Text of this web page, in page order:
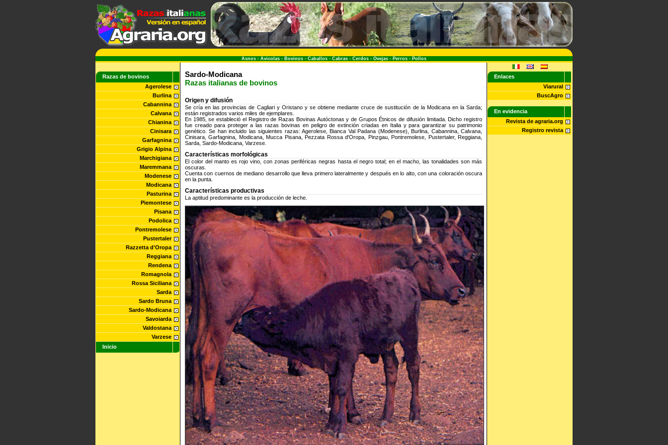
Asnos - Avicolas - Bovinos - Caballos - Cabras - Cerdos - Ovejas - Perros - Pollos
Razas de bovinos
Agerolese
Burlina
Cabannina
Calvana
Chianina
Cinisara
Garfagnina
Grigio Alpina
Marchigiana
Maremmana
Modenese
Modicana
Pasturina
Piemontese
Pisana
Podolica
Pontremolese
Pustertaler
Razzetta d'Oropa
Reggiana
Rendena
Romagnola
Rossa Siciliana
Sarda
Sardo Bruna
Sardo-Modicana
Savoiarda
Valdostana
Varzese
Inicio
Sardo-Modicana
Razas italianas de bovinos
Origen y difusión
Se cría en las provincias de Cagliari y Oristano y se obtiene mediante cruce de sustitución de la Modicana en la Sarda;
están registrados varios miles de ejemplares.
En 1985, se estableció el Registro de Razas Bovinas Autóctonas y de Grupos Étnicos de difusión limitada. Dicho registro
fue creado para proteger a las razas bovinas en peligro de extinción criadas en Italia y para garantizar su patrimonio
genético. Se han incluido las siguientes razas: Agerolese, Bianca Val Padana (Modenese), Burlina, Cabannina, Calvana,
Cinisara, Garfagnina, Modicana, Mucca Pisana, Pezzata Rossa d'Oropa, Pinzgau, Pontremolese, Pustertaler, Reggiana,
Sarda, Sardo-Modicana, Varzese.
Características morfológicas
El color del manto es rojo vino, con zonas periféricas negras hasta el negro total; en el macho, las tonalidades son más
oscuras.
Cuenta con cuernos de mediano desarrollo que lleva primero lateralmente y después en lo alto, con una coloración oscura
en la punta.
Características productivas
La aptitud predominante es la producción de leche.
Enlaces
Viarural
BuscAgro
En evidencia
Revista de agraria.org
Registro revista